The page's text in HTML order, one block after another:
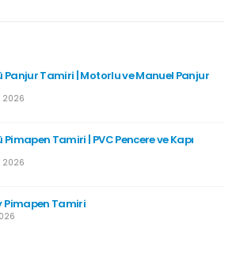
Panjur Tamiri | Motorlu ve Manuel Panjur
2026
Pimapen Tamiri | PVC Pencere ve Kapı
2026
Pimapen Tamiri